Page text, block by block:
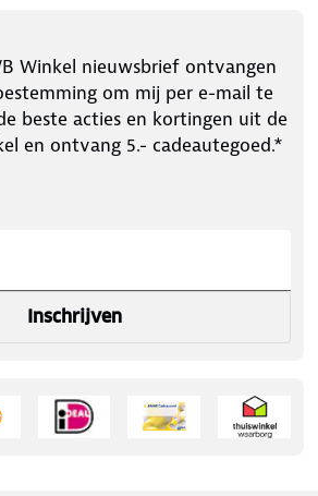
Winkel nieuwsbrief ontvangen
om mij per e-mail te
beste acties en kortingen uit de
en ontvang 5.- cadeautegoed.*
Inschrijven